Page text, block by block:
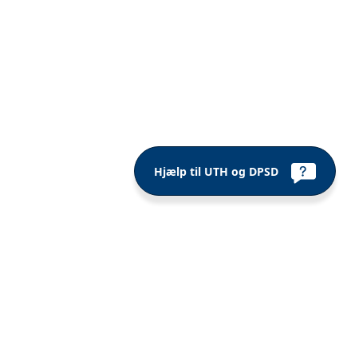
Hjælp til UTH og DPSD